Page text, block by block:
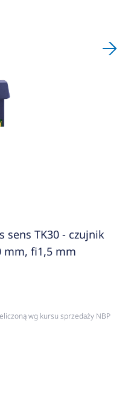
sens TK30 - czujnik
mm, fi1,5 mm
wg kursu sprzedaży NBP